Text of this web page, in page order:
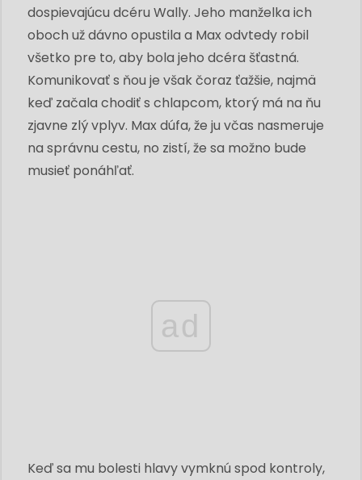
dospievajúcu dcéru Wally. Jeho manželka ich
oboch už dávno opustila a Max odvtedy robil
všetko pre to, aby bola jeho dcéra šťastná.
Komunikovať s ňou je však čoraz ťažšie, najmä
keď začala chodiť s chlapcom, ktorý má na ňu
zjavne zlý vplyv. Max dúfa, že ju včas nasmeruje
na správnu cestu, no zistí, že sa možno bude
musieť ponáhľať.
ad
Keď sa mu bolesti hlavy vymknú spod kontroly,